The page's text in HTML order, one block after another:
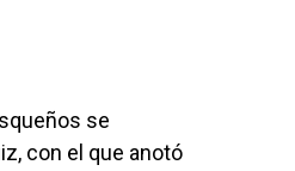
se
con el que anotó